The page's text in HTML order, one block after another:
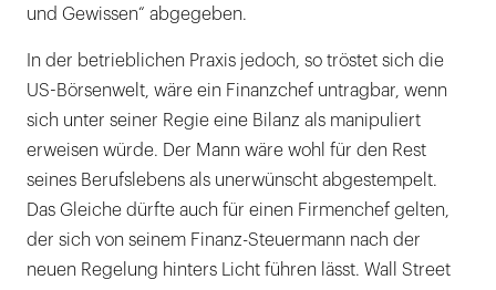
und Gewissen“ abgegeben.
In der betrieblichen Praxis jedoch, so tröstet sich die
US-Börsenwelt, wäre ein Finanzchef untragbar, wenn
sich unter seiner Regie eine Bilanz als manipuliert
erweisen würde. Der Mann wäre wohl für den Rest
seines Berufslebens als unerwünscht abgestempelt.
Das Gleiche dürfte auch für einen Firmenchef gelten,
der sich von seinem Finanz-Steuermann nach der
neuen Regelung hinters Licht führen lässt. Wall Street